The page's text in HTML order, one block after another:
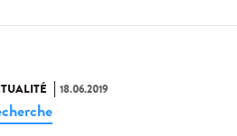
18.06.2019